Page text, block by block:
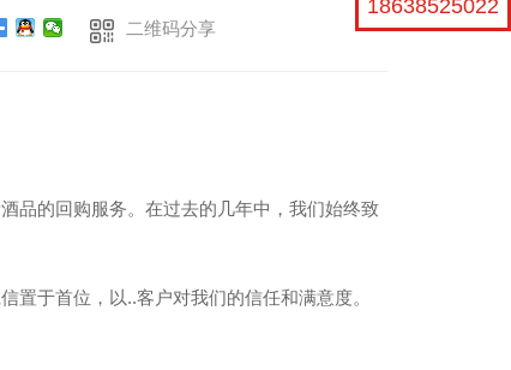
二维码分享
品的回购服务。在过去的几年中，我们始终致
置于首位，以..客户对我们的信任和满意度。
18638525022